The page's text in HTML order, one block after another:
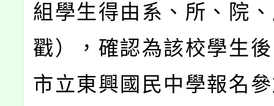
組學生得由系、所、院
戳），確認為該校學生
市立東興國民中學報名